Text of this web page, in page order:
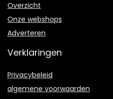
Overzicht
Onze webshops
Adverteren
Verklaringen
Privacybeleid
algemene voorwaarden